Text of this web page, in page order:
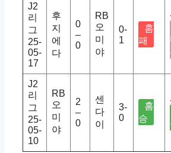
J2
리
그
25-
05-
17
후
지
에
다
0
–
0
RB
오
미
야
0-
1
홈
패
J2
리
그
25-
05-
10
RB
오
미
야
2
–
0
센
다
이
3-
0
홈
승